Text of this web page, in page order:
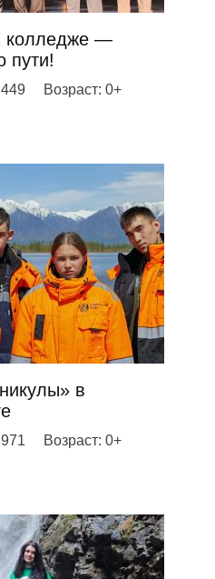
колледже —
пути!
449 Возраст: 0+
в
971 Возраст: 0+